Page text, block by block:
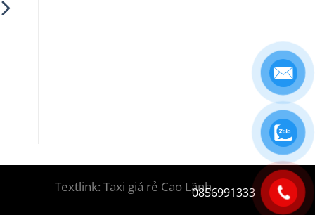
Textlink: Taxi giá rẻ Cao Lãnh0856991333